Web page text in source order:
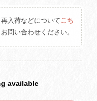
入荷などについてこち
問い合わせください。
available